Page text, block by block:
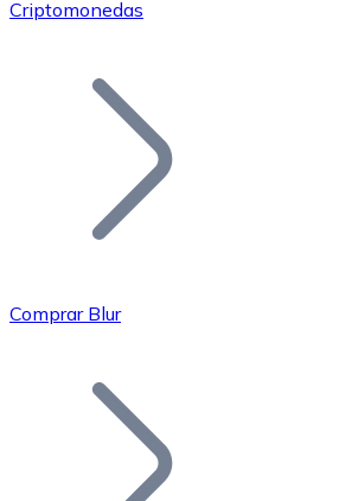
Añade tu proyecto a nuestro
Bitcoin
Criptomonedas
Comprar Blur